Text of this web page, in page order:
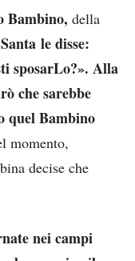
Bambino, della
le disse:
sposarLo?». Alla
che sarebbe
quel Bambino
momento,
decise che
nei campi